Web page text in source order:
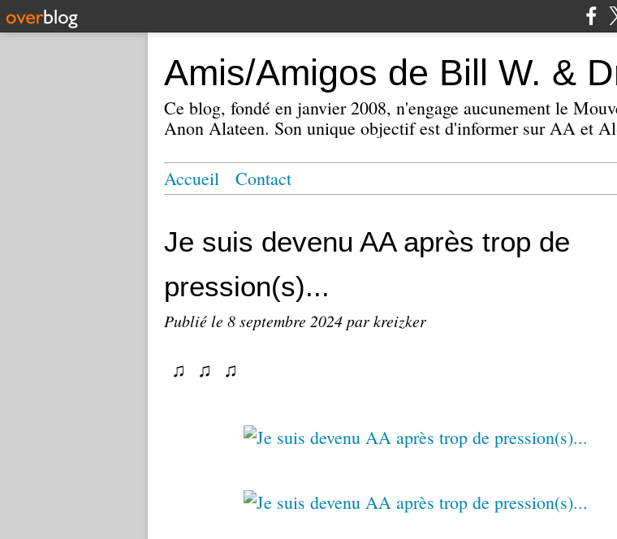
Amis/Amigos de Bill W. &
Ce blog, fondé en janvier 2008, n'engage aucunement le
Anon Alateen. Son unique objectif est d'informer sur AA et
Accueil Contact
Je suis devenu AA après trop de
pression(s)...
Publié le 8 septembre 2024par kreizker
♫ ♫ ♫